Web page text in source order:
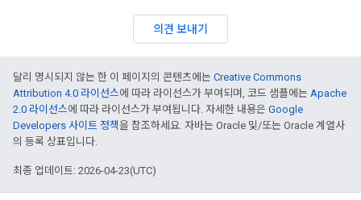
의견 보내기
달리 명시되지 않는 한 이 페이지의 콘텐츠에는 Creative Commons
Attribution 4.0 라이선스에 따라 라이선스가 부여되며, 코드 샘플에는 Apache
2.0 라이선스에 따라 라이선스가 부여됩니다. 자세한 내용은 Google
Developers 사이트 정책을 참조하세요. 자바는 Oracle 및/또는 Oracle 계열사
의 등록 상표입니다.
최종 업데이트: 2026-04-23(UTC)